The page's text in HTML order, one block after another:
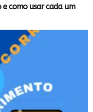
como usar cada um